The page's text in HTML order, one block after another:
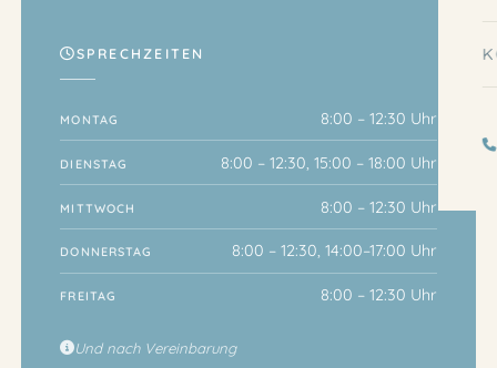
SPRECHZEITEN
MONTAG 8:00 – 12:30 Uhr
DIENSTAG 8:00 – 12:30, 15:00 – 18:00 Uhr
MITTWOCH 8:00 – 12:30 Uhr
DONNERSTAG 8:00 – 12:30, 14:00–17:00 Uhr
FREITAG 8:00 – 12:30 Uhr
Und nach Vereinbarung